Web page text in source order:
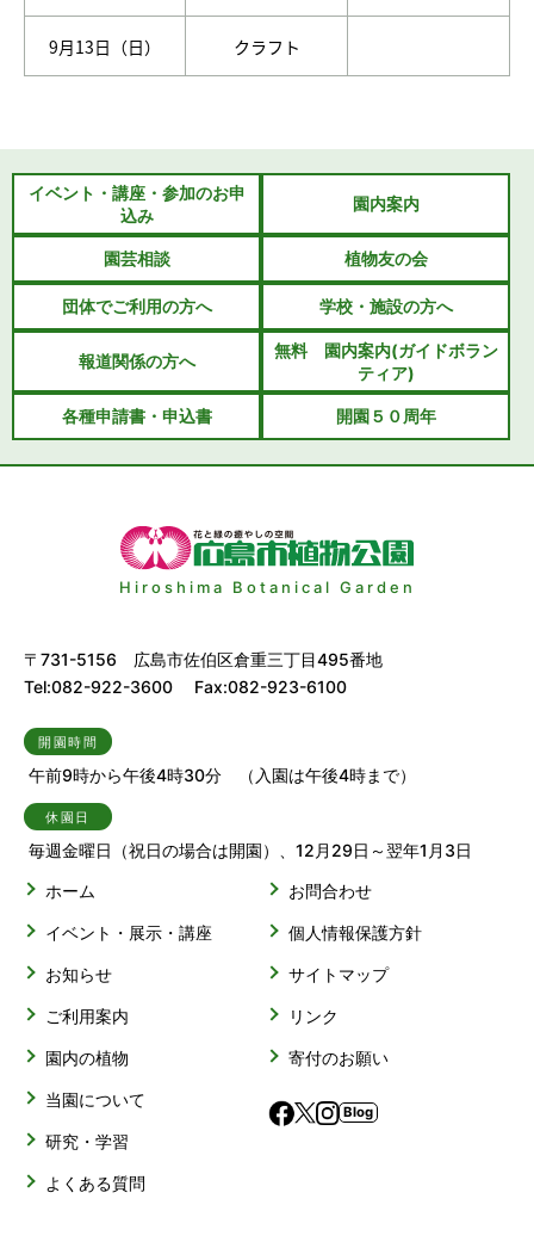
9月13日（日） クラフト
イベント・講座・参加のお申
込み
園内案内
園芸相談 植物友の会
団体でご利用の方へ 学校・施設の方へ
報道関係の方へ
無料 園内案内(ガイドボラン
ティア)
各種申請書・申込書 開園５０周年
Hiroshima Botanical Garden
〒731-5156 広島市佐伯区倉重三丁目495番地
Tel:082-922-3600 Fax:082-923-6100
開園時間
午前9時から午後4時30分 （入園は午後4時まで）
休園日
毎週金曜日（祝日の場合は開園）、12月29日～翌年1月3日
ホーム
イベント・展示・講座
お知らせ
ご利用案内
園内の植物
当園について
研究・学習
よくある質問
お問合わせ
個人情報保護方針
サイトマップ
リンク
寄付のお願い
Blog